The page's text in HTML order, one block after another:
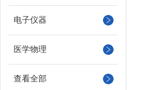
电子仪器
医学物理
查看全部